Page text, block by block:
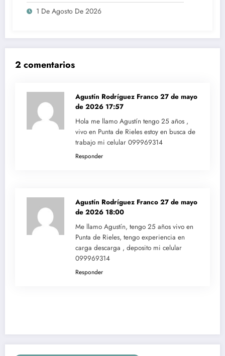
1 De Agosto De 2026
2 comentarios
Agustín Rodríguez Franco 27 de mayo
de 2026 17:57
Hola me llamo Agustín tengo 25 años ,
vivo en Punta de Rieles estoy en busca de
trabajo mi celular 099969314
Responder
Agustín Rodríguez Franco 27 de mayo
de 2026 18:00
Me llamo Agustín, tengo 25 años vivo en
Punta de Rieles, tengo experiencia en
carga descarga , deposito mi celular
099969314
Responder